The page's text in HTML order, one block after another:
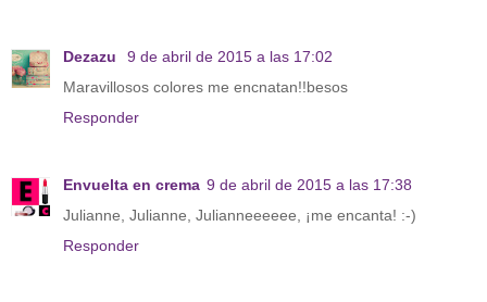
Dezazu
9 de abril de 2015 a las 17:02
Maravillosos colores me encnatan!!besos
Responder
Envuelta en crema 9 de abril de 2015 a las 17:38
Julianne, Julianne, Julianneeeeee, ¡me encanta! :-)
Responder